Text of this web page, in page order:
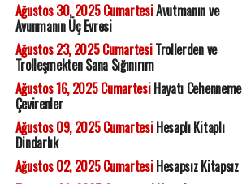
Ağustos 30, 2025 CumartesiAvutmanın ve
Avunmanın Üç Evresi
Ağustos 23, 2025 CumartesiTrollerden ve
Trolleşmekten Sana Sığınırım
Ağustos 16, 2025 CumartesiHayatı Cehenneme
Çevirenler
Ağustos 09, 2025 CumartesiHesaplı Kitaplı
Dindarlık
Ağustos 02, 2025 CumartesiHesapsız Kitapsız